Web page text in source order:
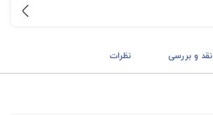
نقد و بررسی نظرات